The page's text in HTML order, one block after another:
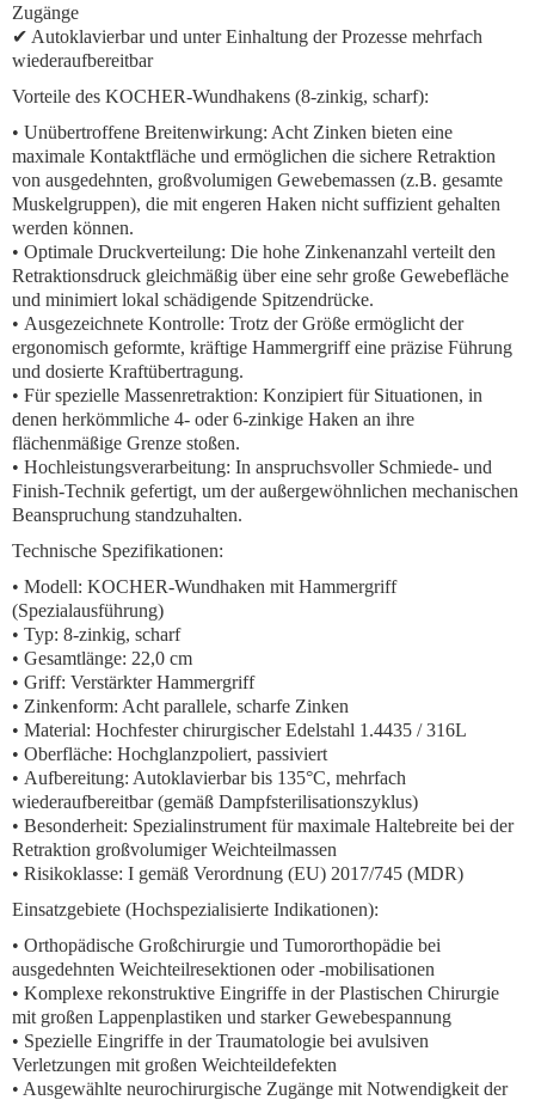
Zugänge
✔ Autoklavierbar und unter Einhaltung der Prozesse mehrfach
wiederaufbereitbar
Vorteile des KOCHER-Wundhakens (8-zinkig, scharf):
• Unübertroffene Breitenwirkung: Acht Zinken bieten eine
maximale Kontaktfläche und ermöglichen die sichere Retraktion
von ausgedehnten, großvolumigen Gewebemassen (z.B. gesamte
Muskelgruppen), die mit engeren Haken nicht suffizient gehalten
werden können.
• Optimale Druckverteilung: Die hohe Zinkenanzahl verteilt den
Retraktionsdruck gleichmäßig über eine sehr große Gewebefläche
und minimiert lokal schädigende Spitzendrücke.
• Ausgezeichnete Kontrolle: Trotz der Größe ermöglicht der
ergonomisch geformte, kräftige Hammergriff eine präzise Führung
und dosierte Kraftübertragung.
• Für spezielle Massenretraktion: Konzipiert für Situationen, in
denen herkömmliche 4- oder 6-zinkige Haken an ihre
flächenmäßige Grenze stoßen.
• Hochleistungsverarbeitung: In anspruchsvoller Schmiede- und
Finish-Technik gefertigt, um der außergewöhnlichen mechanischen
Beanspruchung standzuhalten.
Technische Spezifikationen:
• Modell: KOCHER-Wundhaken mit Hammergriff
(Spezialausführung)
• Typ: 8-zinkig, scharf
• Gesamtlänge: 22,0 cm
• Griff: Verstärkter Hammergriff
• Zinkenform: Acht parallele, scharfe Zinken
• Material: Hochfester chirurgischer Edelstahl 1.4435 / 316L
• Oberfläche: Hochglanzpoliert, passiviert
• Aufbereitung: Autoklavierbar bis 135°C, mehrfach
wiederaufbereitbar (gemäß Dampfsterilisationszyklus)
• Besonderheit: Spezialinstrument für maximale Haltebreite bei der
Retraktion großvolumiger Weichteilmassen
• Risikoklasse: I gemäß Verordnung (EU) 2017/745 (MDR)
Einsatzgebiete (Hochspezialisierte Indikationen):
• Orthopädische Großchirurgie und Tumororthopädie bei
ausgedehnten Weichteilresektionen oder -mobilisationen
• Komplexe rekonstruktive Eingriffe in der Plastischen Chirurgie
mit großen Lappenplastiken und starker Gewebespannung
• Spezielle Eingriffe in der Traumatologie bei avulsiven
Verletzungen mit großen Weichteildefekten
• Ausgewählte neurochirurgische Zugänge mit Notwendigkeit der